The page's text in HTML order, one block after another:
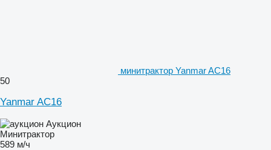
минитрактор Yanmar AC16
50
Yanmar AC16
Аукцион
Минитрактор
589 м/ч